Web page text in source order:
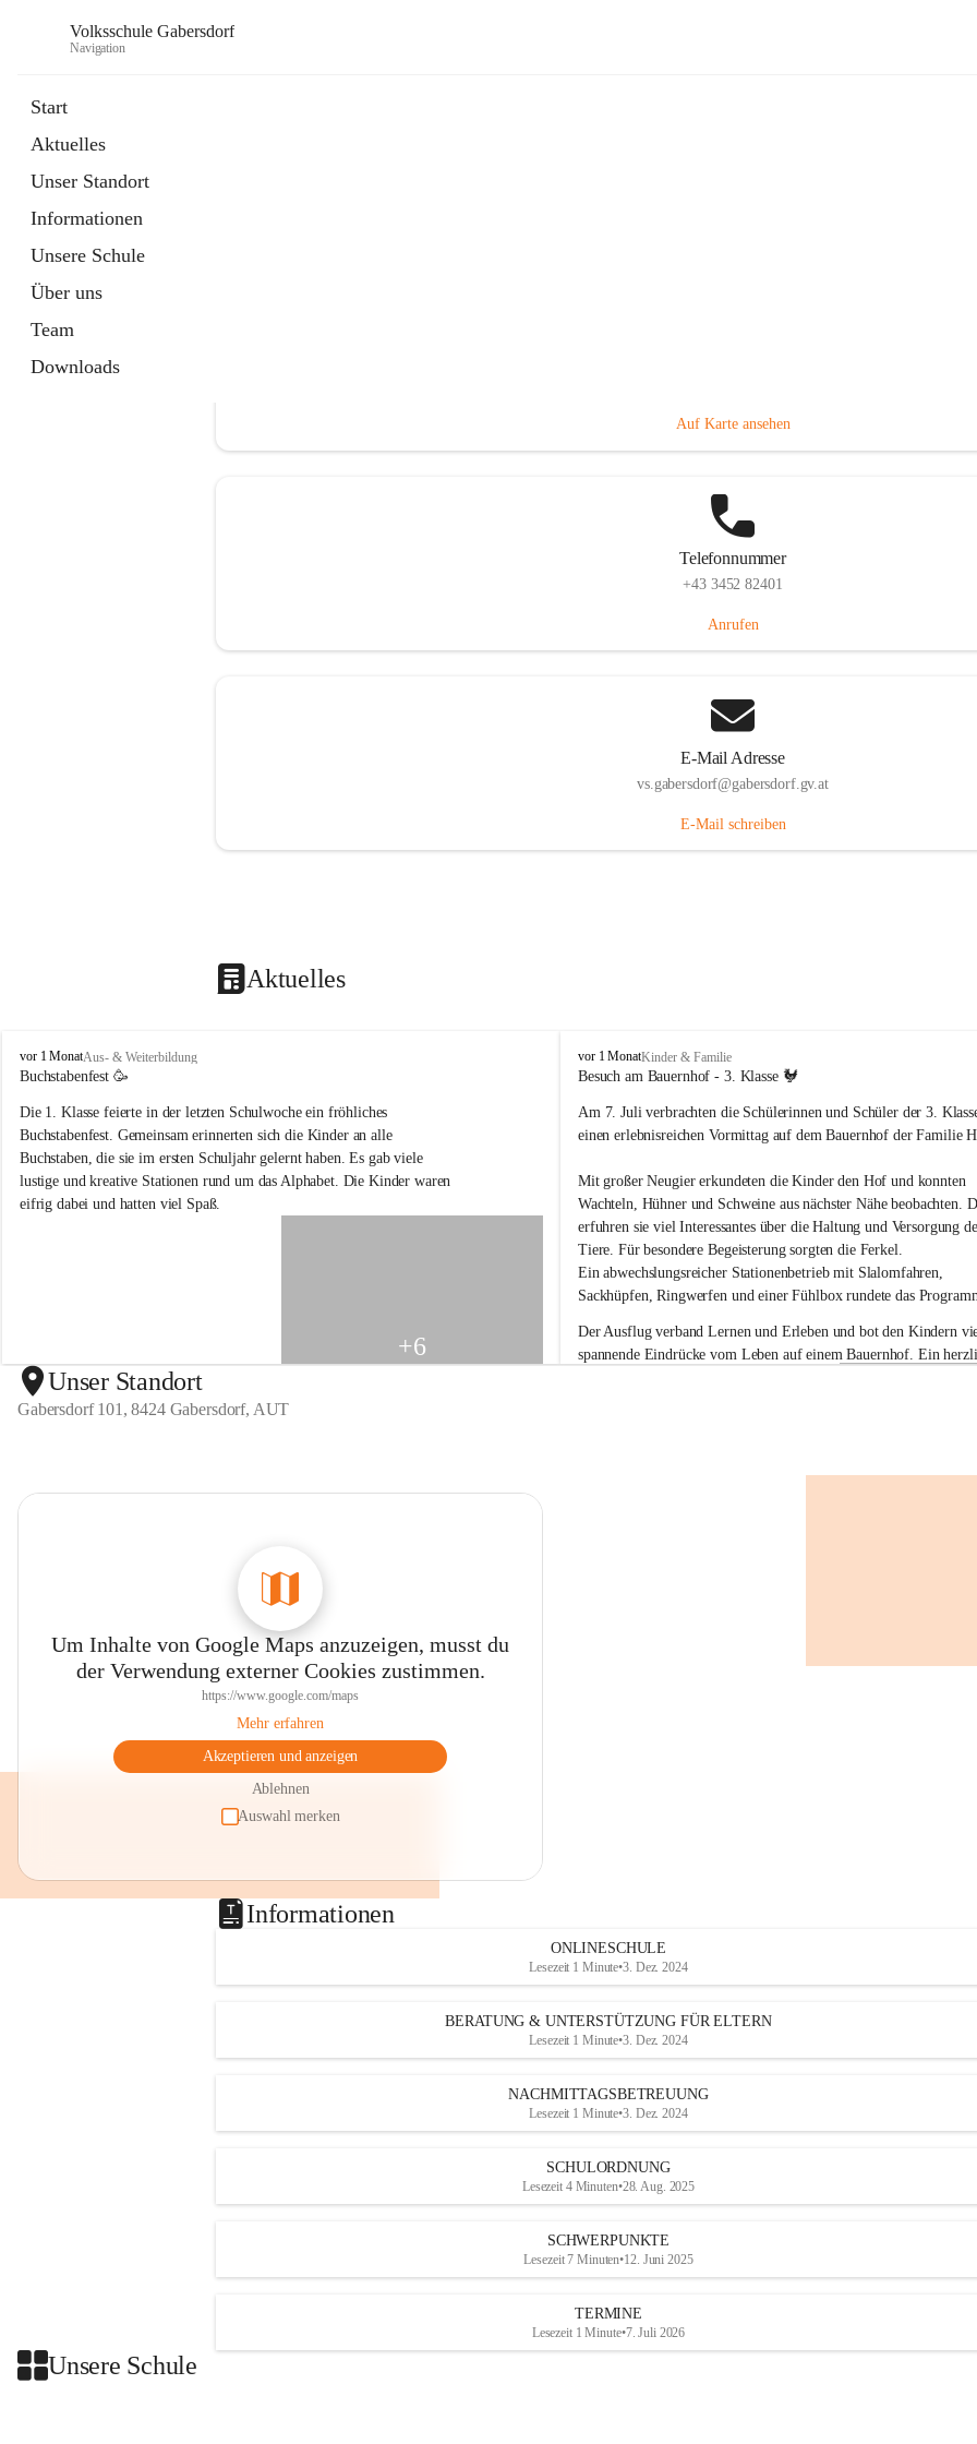
Volksschule Gabersdorf
Navigation
Start
Aktuelles
Unser Standort
Informationen
Unsere Schule
Über uns
Team
Downloads
Auf Karte ansehen
Telefonnummer
+43 3452 82401
Anrufen
E-Mail Adresse
vs.gabersdorf@gabersdorf.gv.at
E-Mail schreiben
Aktuelles
V
o
k
s
s
c
h
u
s
d
o
vor 1 MonatAus- & Weiterbildung
Buchstabenfest 🥳
Die 1. Klasse feierte in der letzten Schulwoche ein fröhliches
Buchstabenfest. Gemeinsam erinnerten sich die Kinder an alle
Buchstaben, die sie im ersten Schuljahr gelernt haben. Es gab viele
lustige und kreative Stationen rund um das Alphabet. Die Kinder waren
eifrig dabei und hatten viel Spaß.
+6
V
o
k
s
c
h
u
l
e
G
a
e
r
s
vor 1 MonatKinder & Familie
Besuch am Bauernhof - 3. Klasse 🐓
Am 7. Juli verbrachten die Schülerinnen und Schüler der 3.
einen erlebnisreichen Vormittag auf dem Bauernhof der Familie
Mit großer Neugier erkundeten die Kinder den Hof und konnten
Wachteln, Hühner und Schweine aus nächster Nähe beobachten.
erfuhren sie viel Interessantes über die Haltung und Versorgung
Tiere. Für besondere Begeisterung sorgten die Ferkel.
Ein abwechslungsreicher Stationenbetrieb mit Slalomfahren,
Sackhüpfen, Ringwerfen und einer Fühlbox rundete das
Der Ausflug verband Lernen und Erleben und bot den Kindern
spannende Eindrücke vom Leben auf einem Bauernhof. Ein
Unser Standort
Gabersdorf 101, 8424 Gabersdorf, AUT
Um Inhalte von Google Maps anzuzeigen, musst du
der Verwendung externer Cookies zustimmen.
https://www.google.com/maps
Mehr erfahren
Akzeptieren und anzeigen
Ablehnen
Auswahl merken
Informationen
ONLINESCHULE
Lesezeit 1 Minute•3. Dez. 2024
BERATUNG & UNTERSTÜTZUNG FÜR ELTERN
Lesezeit 1 Minute•3. Dez. 2024
NACHMITTAGSBETREUUNG
Lesezeit 1 Minute•3. Dez. 2024
SCHULORDNUNG
Lesezeit 4 Minuten•28. Aug. 2025
SCHWERPUNKTE
Lesezeit 7 Minuten•12. Juni 2025
TERMINE
Lesezeit 1 Minute•7. Juli 2026
Unsere Schule